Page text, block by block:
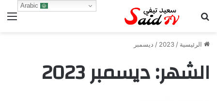
بحث عن
الرئيسية /
2023
/ ديسمبر
الشهر:ديسمبر 2023